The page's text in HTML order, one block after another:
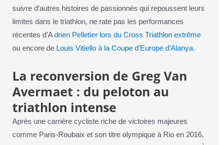
suivre d’autres histoires de passionnés qui repoussent leurs
limites dans le triathlon, ne rate pas les performances
récentes d’Adrien Pelletier lors du Cross Triathlon extrême
ou encore de Louis Vitiello à la Coupe d’Europe d’Alanya.
La reconversion de Greg Van
Avermaet : du peloton au
triathlon intense
Après une carrière cycliste riche de victoires majeures
comme Paris-Roubaix et son titre olympique à Rio en 2016,